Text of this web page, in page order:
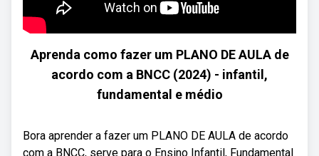
Aprenda como fazer um PLANO DE AULA de
acordo com a BNCC (2024) - infantil,
fundamental e médio
Bora aprender a fazer um PLANO DE AULA de acordo
com a BNCC, serve para o Ensino Infantil, Fundamental